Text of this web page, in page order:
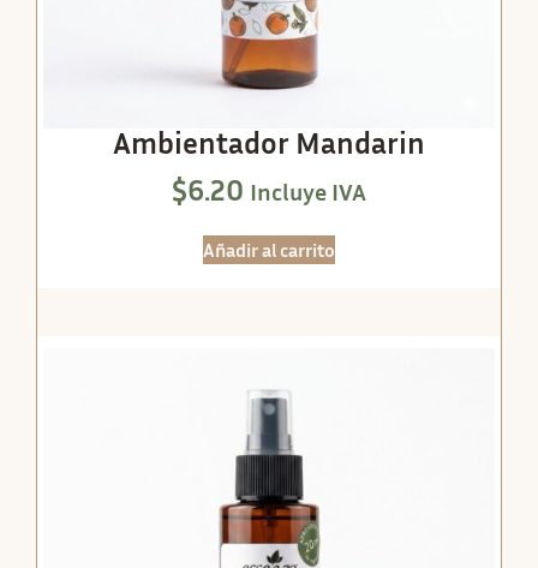
Ambientador Mandarin
$6.20 Incluye IVA
Añadir al carrito